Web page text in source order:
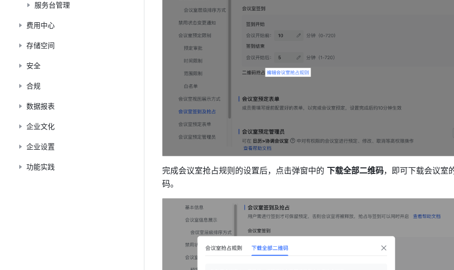
服务台管理
费用中心
存储空间
安全
合规
数据报表
企业文化
企业设置
功能实践 完成会议室抢占规则的设置后，点击弹窗中的 下载全部二维码，即可下载会议室
码。